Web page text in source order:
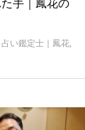
占い鑑定士｜鳳花,